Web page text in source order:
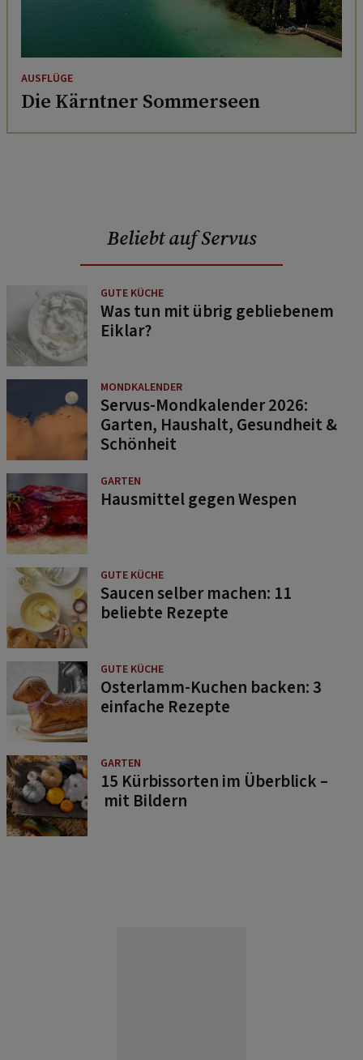
AUSFLÜGE
Die Kärntner Sommerseen
Beliebt auf Servus
GUTE KÜCHE
Was tun mit übrig gebliebenem
Eiklar?
MONDKALENDER
Servus-Mondkalender 2026:
Garten, Haushalt, Gesundheit &
Schönheit
GARTEN
Hausmittel gegen Wespen
GUTE KÜCHE
Saucen selber machen: 11
beliebte Rezepte
GUTE KÜCHE
Osterlamm-Kuchen backen: 3
einfache Rezepte
GARTEN
15 Kürbissorten im Überblick –
mit Bildern